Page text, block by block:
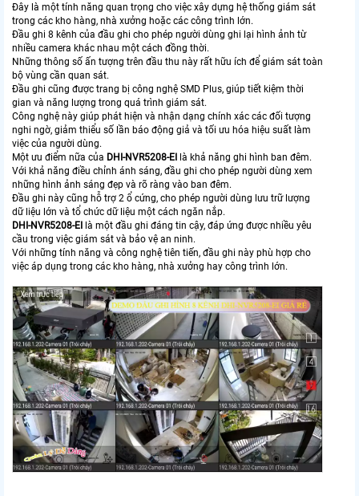
Đây là một tính năng quan trọng cho việc xây dựng hệ thống giám sát
trong các kho hàng, nhà xưởng hoặc các công trình lớn.
Đầu ghi 8 kênh của đầu ghi cho phép người dùng ghi lại hình ảnh từ
nhiều camera khác nhau một cách đồng thời.
Những thông số ấn tượng trên đầu thu này rất hữu ích để giám sát toàn
bộ vùng cần quan sát.
Đầu ghi cũng được trang bị công nghệ SMD Plus, giúp tiết kiệm thời
gian và năng lượng trong quá trình giám sát.
Công nghệ này giúp phát hiện và nhận dạng chính xác các đối tượng
nghi ngờ, giảm thiểu số lần báo động giả và tối ưu hóa hiệu suất làm
việc của người dùng.
Một ưu điểm nữa của DHI-NVR5208-EI là khả năng ghi hình ban đêm.
Với khả năng điều chỉnh ánh sáng, đầu ghi cho phép người dùng xem
những hình ảnh sáng đẹp và rõ ràng vào ban đêm.
Đầu ghi này cũng hỗ trợ 2 ổ cứng, cho phép người dùng lưu trữ lượng
dữ liệu lớn và tổ chức dữ liệu một cách ngăn nắp.
DHI-NVR5208-EI là một đầu ghi đáng tin cậy, đáp ứng được nhiều yêu
cầu trong việc giám sát và bảo vệ an ninh.
Với những tính năng và công nghệ tiên tiến, đầu ghi này phù hợp cho
việc áp dụng trong các kho hàng, nhà xưởng hay công trình lớn.